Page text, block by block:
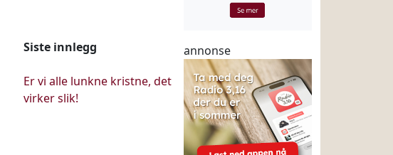
Siste innlegg
Er vi alle lunkne kristne, det
virker slik!
annonse